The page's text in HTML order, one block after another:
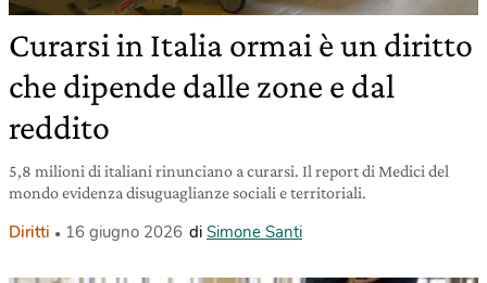
Curarsi in Italia ormai è un diritto
che dipende dalle zone e dal
reddito
5,8 milioni di italiani rinunciano a curarsi. Il report di Medici del
mondo evidenza disuguaglianze sociali e territoriali.
Diritti 16 giugno 2026 di Simone Santi